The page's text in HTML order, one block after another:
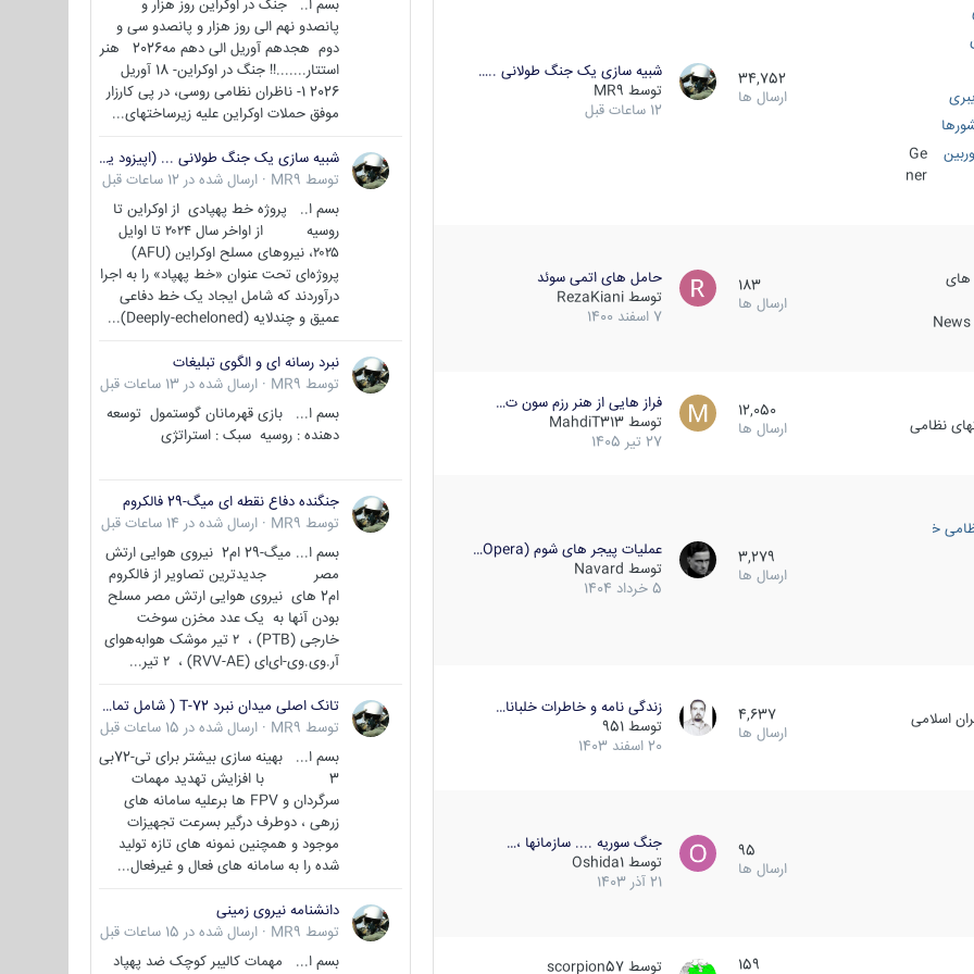
Ge
ner
34,752
ارسال ها
شبیه سازی یک جنگ طولانی ..…
توسط MR9
12 ساعات قبل
های
183
ارسال ها
حامل های اتمی سوئد
توسط RezaKiani
7 اسفند 1400
نظامی
12,050
ارسال ها
فراز هایی از هنر رزم سون ت…
توسط MahdiT313
27 تیر 1405
خارجی
3,279
ارسال ها
عملیات پیجر های شوم (Opera…
توسط Navard
5 خرداد 1404
اسلامی
4,637
ارسال ها
زندگی نامه و خاطرات خلبانا…
توسط 951
20 اسفند 1403
95
ارسال ها
جنگ سوریه .... سازمانها ،…
توسط Oshida1
21 آذر 1403
159
توسط scorpion57
بسم ا.. جنگ در اوکراین روز هزار و
پانصدو نهم الی روز هزار و پانصدو سی و
دوم هجدهم آوریل الی دهم مه2026 هنر
استتار.......!! جنگ در اوکراین- 18 آوریل
2026 1- ناظران نظامی روسی، در پی کارزار
موفق حملات اوکراین علیه زیرساختهای...
شبیه سازی یک جنگ طولانی ... (اپیزود یکم : اوکراین )
توسط MR9
· ارسال شده در 12 ساعات قبل
بسم ا.. پروژه خط پهپادی از اوکراین تا
روسیه از اواخر سال ۲۰۲۴ تا اوایل
۲۰۲۵، نیروهای مسلح اوکراین (AFU)
پروژه‌ای تحت عنوان «خط پهپاد» را به اجرا
درآوردند که شامل ایجاد یک خط دفاعی
عمیق و چندلایه (Deeply-echeloned)...
نبرد رسانه ای و الگوی تبلیغات
توسط MR9
· ارسال شده در 13 ساعات قبل
بسم ا... بازی قهرمانان گوستمول توسعه
دهنده : روسیه سبک : استراتژی
جنگنده دفاع نقطه ای میگ-29 فالکروم
توسط MR9
· ارسال شده در 14 ساعات قبل
بسم ا... میگ-29 ام2 نیروی هوایی ارتش
مصر جدیدترین تصاویر از فالکروم
ام2 های نیروی هوایی ارتش مصر مسلح
بودن آنها به یک عدد مخزن سوخت
خارجی (PTB) ، ۲ تیر موشک هوابه‌هوای
آر.وی.وی-ای‌ای (RVV-AE) ، ۲ تیر...
تانک اصلی میدان نبرد T-72 ( شامل تمامی گونه ها )
توسط MR9
· ارسال شده در 15 ساعات قبل
بسم ا... بهینه سازی بیشتر برای تی-72بی
3 با افزایش تهدید مهمات
سرگردان و FPV ها برعلیه سامانه های
زرهی ، دوطرف درگیر بسرعت تجهیزات
موجود و همچنین نمونه های تازه تولید
شده را به سامانه های فعال و غیرفعال...
دانشنامه نیروی زمینی
توسط MR9
· ارسال شده در 15 ساعات قبل
بسم ا... مهمات کالیبر کوچک ضد پهپاد